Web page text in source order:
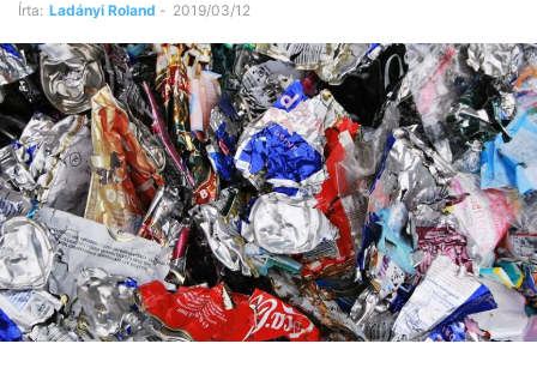
Írta: Ladányi Roland - 2019/03/12